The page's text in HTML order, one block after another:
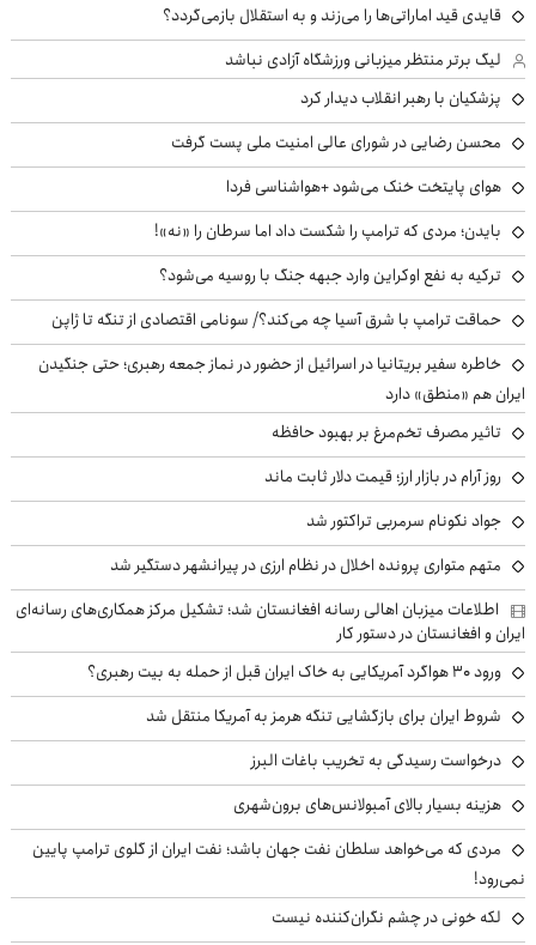
قایدی قید اماراتی‌ها را می‌زند و به استقلال بازمی‌گردد؟
لیگ برتر منتظر میزبانی ورزشگاه آزادی نباشد
پزشکیان با رهبر انقلاب دیدار کرد
محسن رضایی در شورای عالی امنیت ملی پست گرفت
هوای پایتخت خنک می‌شود +هواشناسی فردا
بایدن؛ مردی که ترامپ را شکست داد اما سرطان را «نه»!
ترکیه به نفع اوکراین وارد جبهه جنگ با روسیه می‌شود؟
حماقت ترامپ با شرق آسیا چه می‌کند؟/ سونامی اقتصادی از تنگه تا ژاپن
خاطره سفیر بریتانیا در اسرائیل از حضور در نماز جمعه رهبری؛ حتی جنگیدن
ایران هم «منطق» دارد
تاثیر مصرف تخم‌مرغ بر بهبود حافظه
روز آرام در بازار ارز؛ قیمت دلار ثابت ماند
جواد نکونام سرمربی تراکتور شد
متهم متواری پرونده اخلال در نظام ارزی در پیرانشهر دستگیر شد
اطلاعات میزبان اهالی رسانه افغانستان شد؛ تشکیل مرکز همکاری‌های رسانه‌ای
ایران و افغانستان در دستور کار
ورود ۳۰ هواگرد آمریکایی به خاک ایران قبل از حمله به بیت رهبری؟
شروط ایران برای بازگشایی تنگه هرمز به آمریکا منتقل شد
درخواست رسیدگی به تخریب باغات البرز
هزینه بسیار بالای آمبولانس‌های برون‌شهری
مردی که می‌خواهد سلطان نفت جهان باشد؛ نفت ایران از گلوی ترامپ پایین
نمی‌رود!
لکه خونی در چشم نگران‌کننده نیست